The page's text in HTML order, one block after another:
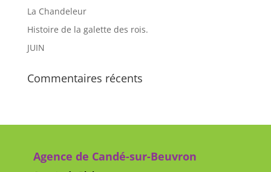
La Chandeleur
Histoire de la galette des rois.
JUIN
Commentaires récents
Agence de Candé-sur-Beuvron